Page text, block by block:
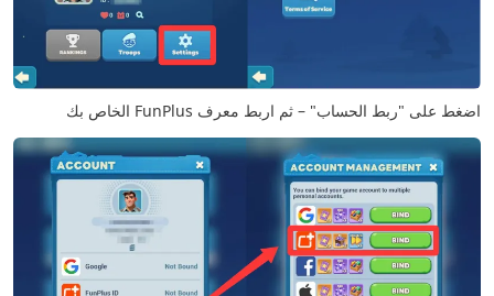
اضغط على "ربط الحساب" – ثم اربط معرف FunPlus الخاص بك